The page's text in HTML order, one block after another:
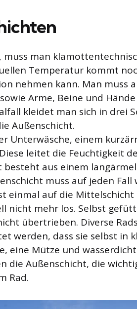
man
Temperatur kommt
nehmen kann. Man muss
Arme, Beine und
kleidet man sich in drei
Außenschicht.
Unterwäsche, einem
leitet die Feuchtigkeit
aus einem
muss auf jeden Fall
einmal auf die Mittelschicht
nicht mehr los. Selbst
übertrieben. Diverse
werden, dass sie selbst in
eine Mütze und
die Außenschicht, die
Rad.